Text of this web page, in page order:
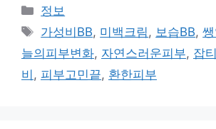
카
테
리
정보
태
그
가성비BB, 미백크림, 보습BB,
늘의피부변화, 자연스러운피부, 잡
비 , 피부고민끝, 환한피부